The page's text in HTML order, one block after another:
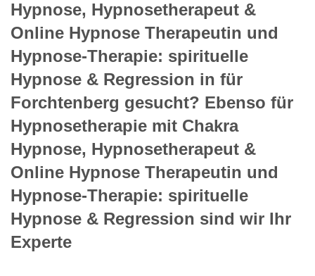
Hypnose, Hypnosetherapeut &
Online Hypnose Therapeutin und
Hypnose-Therapie: spirituelle
Hypnose & Regression in für
Forchtenberg gesucht? Ebenso für
Hypnosetherapie mit Chakra
Hypnose, Hypnosetherapeut &
Online Hypnose Therapeutin und
Hypnose-Therapie: spirituelle
Hypnose & Regression sind wir Ihr
Experte